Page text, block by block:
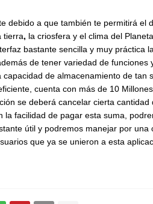
debido a que también te permitirá el
tierra, la criosfera y el clima del
bastante sencilla y muy práctica
de tener variedad de funciones
de almacenamiento de tan
cuenta con más de 10
se deberá cancelar cierta
facilidad de pagar esta suma,
útil y podremos manejar por una
que ya se unieron a esta